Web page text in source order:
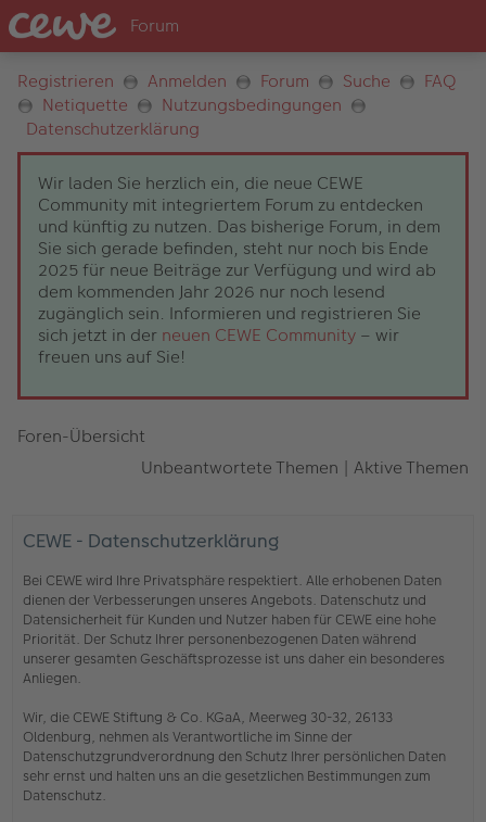
Registrieren Anmelden Forum Suche
FAQ
Netiquette
Nutzungsbedingungen
Datenschutzerklärung
Wir laden Sie herzlich ein, die neue CEWE
Community mit integriertem Forum zu entdecken
und künftig zu nutzen. Das bisherige Forum, in dem
Sie sich gerade befinden, steht nur noch bis Ende
2025 für neue Beiträge zur Verfügung und wird ab
dem kommenden Jahr 2026 nur noch lesend
zugänglich sein. Informieren und registrieren Sie
sich jetzt in der neuen CEWE Community – wir
freuen uns auf Sie!
Foren-Übersicht
Unbeantwortete Themen | Aktive Themen
CEWE - Datenschutzerklärung
Bei CEWE wird Ihre Privatsphäre respektiert. Alle erhobenen Daten
dienen der Verbesserungen unseres Angebots. Datenschutz und
Datensicherheit für Kunden und Nutzer haben für CEWE eine hohe
Priorität. Der Schutz Ihrer personenbezogenen Daten während
unserer gesamten Geschäftsprozesse ist uns daher ein besonderes
Anliegen.
Wir, die CEWE Stiftung & Co. KGaA, Meerweg 30-32, 26133
Oldenburg, nehmen als Verantwortliche im Sinne der
Datenschutzgrundverordnung den Schutz Ihrer persönlichen Daten
sehr ernst und halten uns an die gesetzlichen Bestimmungen zum
Datenschutz.